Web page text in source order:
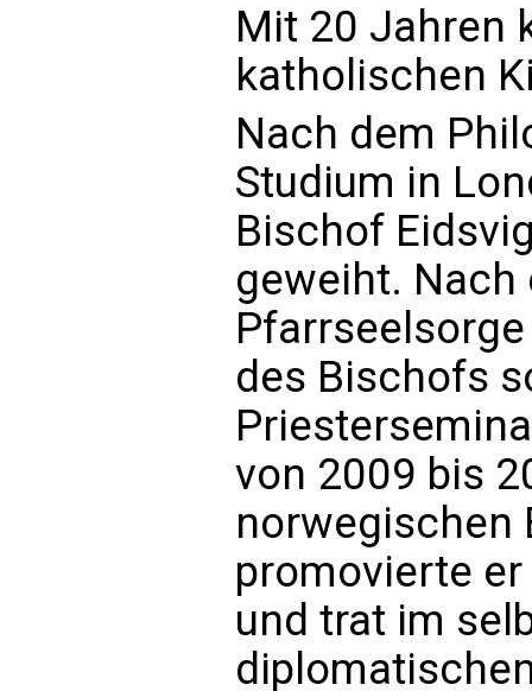
Mit 20 Jahren
katholischen
Nach dem
Studium in
Bischof
geweiht.
des Bischofs
von 2009 bis
norwegischen
promovierte
und trat im